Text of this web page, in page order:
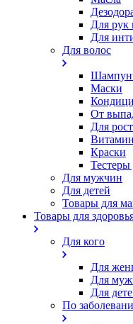
Для рук
Для
Для волос
Маски
От
Для
Краски
Тестеры
Для мужчин
Для детей
Товары для
Товары для
Для кого
Для
Для
Для
По